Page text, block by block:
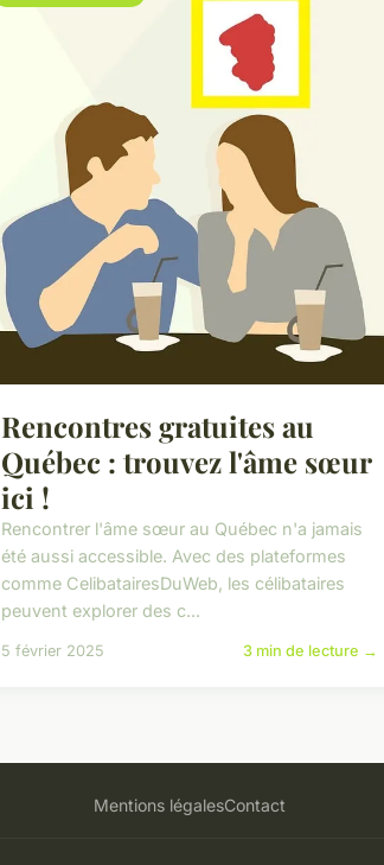
Rencontres gratuites au
Québec : trouvez l'âme sœur
ici !
Rencontrer l'âme sœur au Québec n'a jamais
été aussi accessible. Avec des plateformes
comme CelibatairesDuWeb, les célibataires
peuvent explorer des c...
5 février 2025 3 min de lecture →
Mentions légalesContact